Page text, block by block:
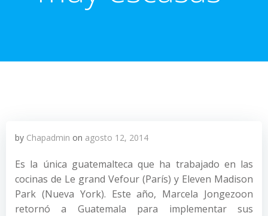
by Chapadmin on agosto 12, 2014
Es la única guatemalteca que ha trabajado en las
cocinas de Le grand Vefour (París) y Eleven Madison
Park (Nueva York). Este año, Marcela Jongezoon
retornó a Guatemala para implementar sus